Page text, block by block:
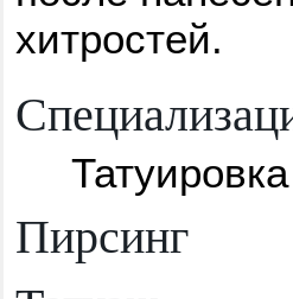
хитростей.
Татуировка
Пирсинг